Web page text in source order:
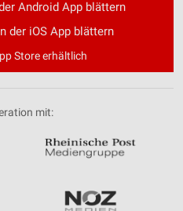
Android App blättern
der iOS App blättern
Store erhältlich
mit: